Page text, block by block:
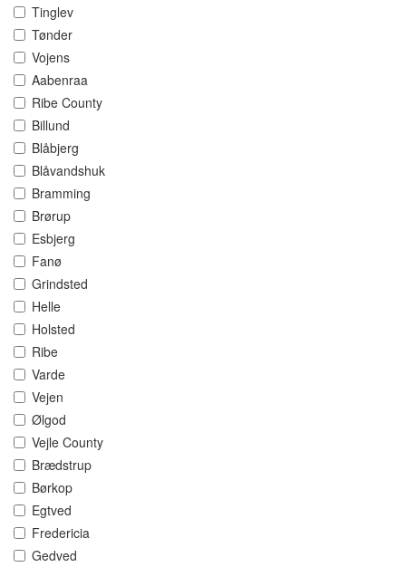
Tinglev
Tønder
Vojens
Aabenraa
Ribe County
Billund
Blåbjerg
Blåvandshuk
Bramming
Brørup
Esbjerg
Fanø
Grindsted
Helle
Holsted
Ribe
Varde
Vejen
Ølgod
Vejle County
Brædstrup
Børkop
Egtved
Fredericia
Gedved